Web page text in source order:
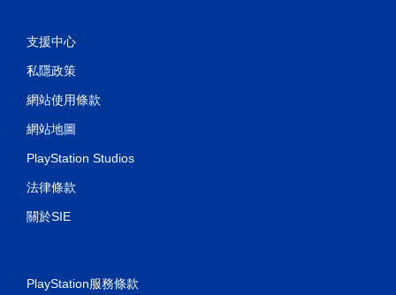
支援中心
私隱政策
網站使用條款
網站地圖
PlayStation Studios
法律條款
關於SIE
PlayStation服務條款